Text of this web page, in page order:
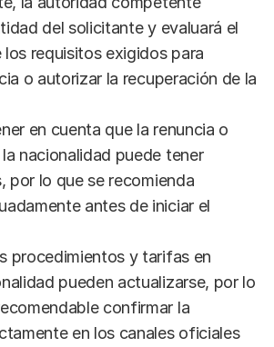
del solicitante y evaluará el
requisitos exigidos para
o autorizar la recuperación de la
en cuenta que la renuncia o
nacionalidad puede tener
por lo que se recomienda
antes de iniciar el
procedimientos y tarifas en
pueden actualizarse, por lo
confirmar la
en los canales oficiales